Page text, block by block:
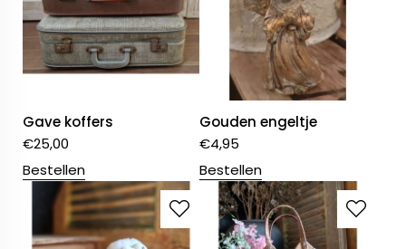
Gave koffers
€25,00
Bestellen
Gouden engeltje
€4,95
Bestellen